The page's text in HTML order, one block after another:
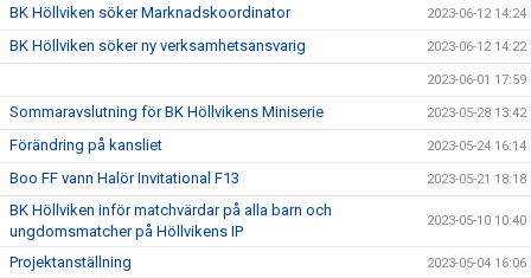
BK Höllviken söker Marknadskoordinator 2023-06-12 14:24
BK Höllviken söker ny verksamhetsansvarig 2023-06-12 14:22
2023-06-01 17:59
Sommaravslutning för BK Höllvikens Miniserie 2023-05-28 13:42
Förändring på kansliet 2023-05-24 16:14
Boo FF vann Halör Invitational F13 2023-05-21 18:18
BK Höllviken inför matchvärdar på alla barn och
ungdomsmatcher på Höllvikens IP
2023-05-10 10:40
Projektanställning 2023-05-04 16:06